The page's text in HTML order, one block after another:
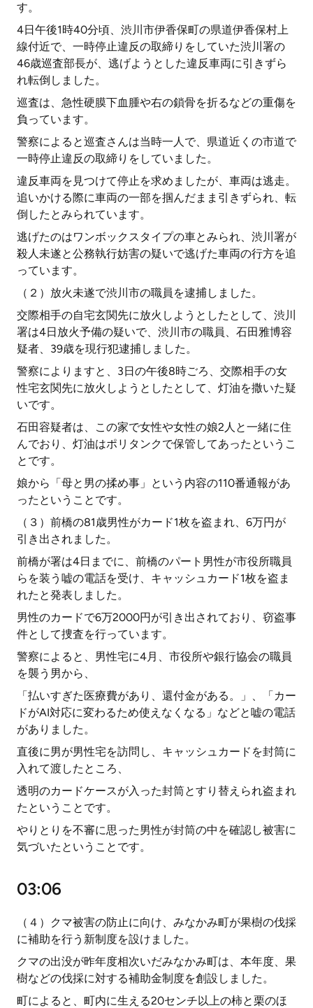
す。
4日午後1時40分頃、渋川市伊香保町の県道伊香保村上
線付近で、一時停止違反の取締りをしていた渋川署の
46歳巡査部長が、逃げようとした違反車両に引きずら
れ転倒しました。
巡査は、急性硬膜下血腫や右の鎖骨を折るなどの重傷を
負っています。
警察によると巡査さんは当時一人で、県道近くの市道で
一時停止違反の取締りをしていました。
違反車両を見つけて停止を求めましたが、車両は逃走。
追いかける際に車両の一部を掴んだまま引きずられ、転
倒したとみられています。
逃げたのはワンボックスタイプの車とみられ、渋川署が
殺人未遂と公務執行妨害の疑いで逃げた車両の行方を追
っています。
（２）放火未遂で渋川市の職員を逮捕しました。
交際相手の自宅玄関先に放火しようとしたとして、渋川
署は4日放火予備の疑いで、渋川市の職員、石田雅博容
疑者、39歳を現行犯逮捕しました。
警察によりますと、3日の午後8時ごろ、交際相手の女
性宅玄関先に放火しようとしたとして、灯油を撒いた疑
いです。
石田容疑者は、この家で女性や女性の娘2人と一緒に住
んでおり、灯油はポリタンクで保管してあったというこ
とです。
娘から「母と男の揉め事」という内容の110番通報があ
ったということです。
（３）前橋の81歳男性がカード1枚を盗まれ、6万円が
引き出されました。
前橋が署は4日までに、前橋のパート男性が市役所職員
らを装う嘘の電話を受け、キャッシュカード1枚を盗ま
れたと発表しました。
男性のカードで6万2000円が引き出されており、窃盗事
件として捜査を行っています。
警察によると、男性宅に4月、市役所や銀行協会の職員
を襲う男から、
「払いすぎた医療費があり、還付金がある。」、「カー
ドがAI対応に変わるため使えなくなる」などと嘘の電話
がありました。
直後に男が男性宅を訪問し、キャッシュカードを封筒に
入れて渡したところ、
透明のカードケースが入った封筒とすり替えられ盗まれ
たということです。
やりとりを不審に思った男性が封筒の中を確認し被害に
気づいたということです。
03:06
（４）クマ被害の防止に向け、みなかみ町が果樹の伐採
に補助を行う新制度を設けました。
クマの出没が昨年度相次いだみなかみ町は、本年度、果
樹などの伐採に対する補助金制度を創設しました。
町によると、町内に生える20センチ以上の柿と栗のほ